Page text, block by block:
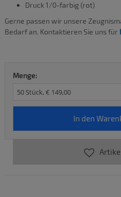
Druck 1/0-farbig (rot)
Gerne passen wir unsere
Bedarf an. Kontaktieren Sie uns für
Menge: